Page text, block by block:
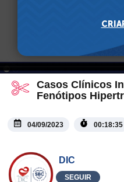
Casos Clínicos
Fenótipos
04/09/2023 00:18:35
DIC
SEGUIR